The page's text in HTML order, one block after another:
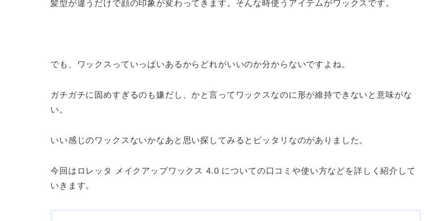
髪型が違うだけで顔の印象が変わってきます。そんな時使うアイテムがワックスです。
でも、ワックスっていっぱいあるからどれがいいのか分からないですよね。
ガチガチに固めすぎるのも嫌だし、かと言ってワックスなのに形が維持できないと意味がな
い。
いい感じのワックスないかなあと思い探してみるとピッタリなのがありました。
今回はロレッタ メイクアップワックス 4.0 についての口コミや使い方などを詳しく紹介して
いきます。